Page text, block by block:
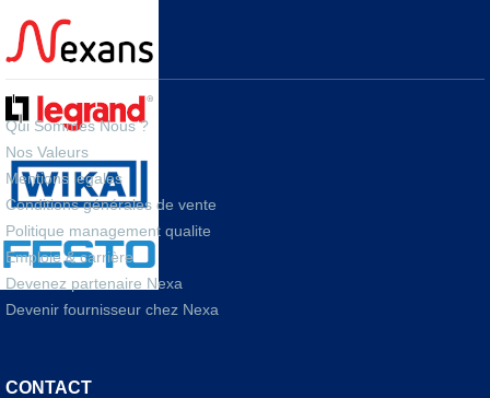
A PROPOS
Qui Sommes Nous ?
Nos Valeurs
Mentions legales
Conditions générales de vente
Politique management qualite
Emploie & carrière
Devenez partenaire Nexa
Devenir fournisseur chez Nexa
CONTACT